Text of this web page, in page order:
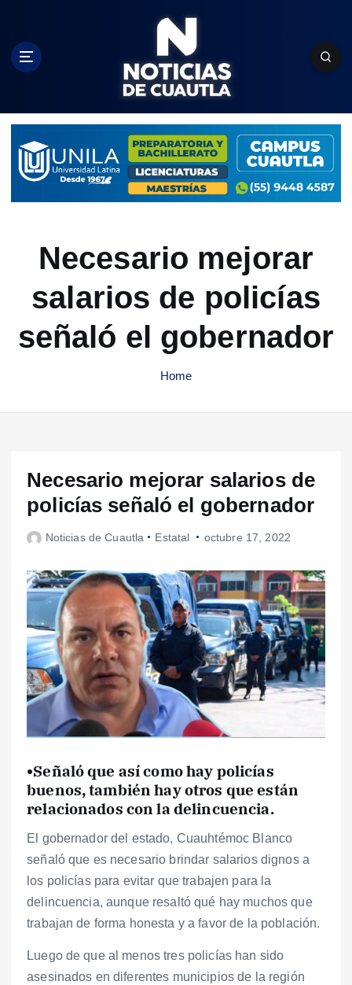
c
Necesario mejorar
salarios de policías
señaló el gobernador
Home
Necesario mejorar salarios de
policías señaló el gobernador
Noticias de Cuautla Estatal octubre 17, 2022
•Señaló que así como hay policías
buenos, también hay otros que están
relacionados con la delincuencia.
El gobernador del estado, Cuauhtémoc Blanco
señaló que es necesario brindar salarios dignos a
los policías para evitar que trabajen para la
delincuencia, aunque resaltó qué hay muchos que
trabajan de forma honesta y a favor de la población.
Luego de que al menos tres policías han sido
asesinados en diferentes municipios de la región